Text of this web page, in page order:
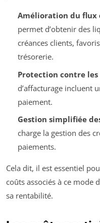
Amélioration du flux
permet d’obtenir des
créances clients,
trésorerie.
Protection contre les
d’affacturage incluent
paiement.
Gestion simplifiée
charge la gestion des
paiements.
Cela dit, il est essentiel
coûts associés à ce mode
sa rentabilité.